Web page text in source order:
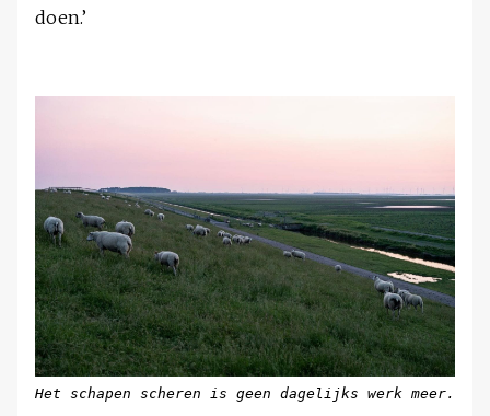
doen.’
Het schapen scheren is geen dagelijks werk meer.